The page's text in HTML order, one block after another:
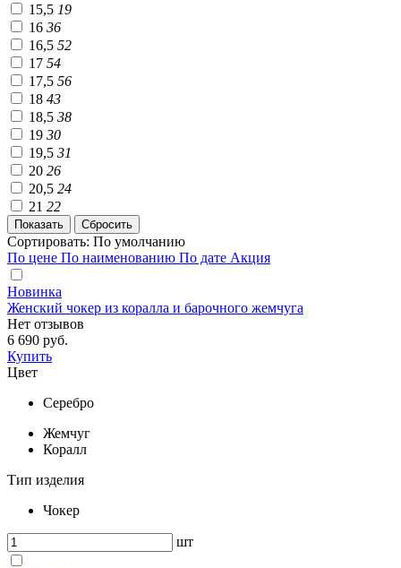
15,5 19
16 36
16,5 52
17 54
17,5 56
18 43
18,5 38
19 30
19,5 31
20 26
20,5 24
21 22
Сортировать: По умолчанию
По цене По наименованию По дате Акция
Новинка
Женский чокер из коралла и барочного жемчуга
Нет отзывов
6 690 руб.
Купить
Цвет
Серебро
Жемчуг
Коралл
Тип изделия
Чокер
шт